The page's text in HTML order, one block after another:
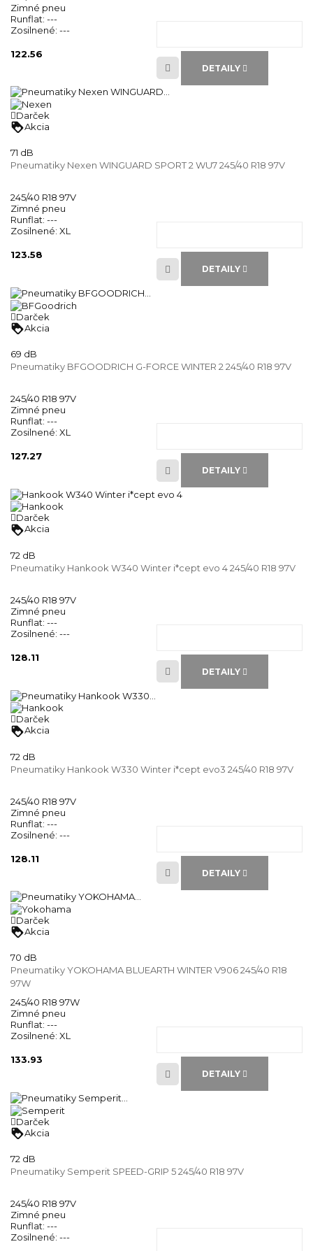
Zimné pneu
Runflat: ---
Zosilnené: ---
122.56
DETAILY
Darček
loyaltyAkcia
71 dB
Pneumatiky Nexen WINGUARD SPORT 2 WU7 245/40 R18 97V
245/40 R18 97V
Zimné pneu
Runflat: ---
Zosilnené: XL
123.58
DETAILY
Darček
loyaltyAkcia
69 dB
Pneumatiky BFGOODRICH G-FORCE WINTER 2 245/40 R18 97V
245/40 R18 97V
Zimné pneu
Runflat: ---
Zosilnené: XL
127.27
DETAILY
Darček
loyaltyAkcia
72 dB
Pneumatiky Hankook W340 Winter i*cept evo 4 245/40 R18 97V
245/40 R18 97V
Zimné pneu
Runflat: ---
Zosilnené: ---
128.11
DETAILY
Darček
loyaltyAkcia
72 dB
Pneumatiky Hankook W330 Winter i*cept evo3 245/40 R18 97V
245/40 R18 97V
Zimné pneu
Runflat: ---
Zosilnené: ---
128.11
DETAILY
Darček
loyaltyAkcia
70 dB
Pneumatiky YOKOHAMA BLUEARTH WINTER V906 245/40 R18
97W
245/40 R18 97W
Zimné pneu
Runflat: ---
Zosilnené: XL
133.93
DETAILY
Darček
loyaltyAkcia
72 dB
Pneumatiky Semperit SPEED-GRIP 5 245/40 R18 97V
245/40 R18 97V
Zimné pneu
Runflat: ---
Zosilnené: ---